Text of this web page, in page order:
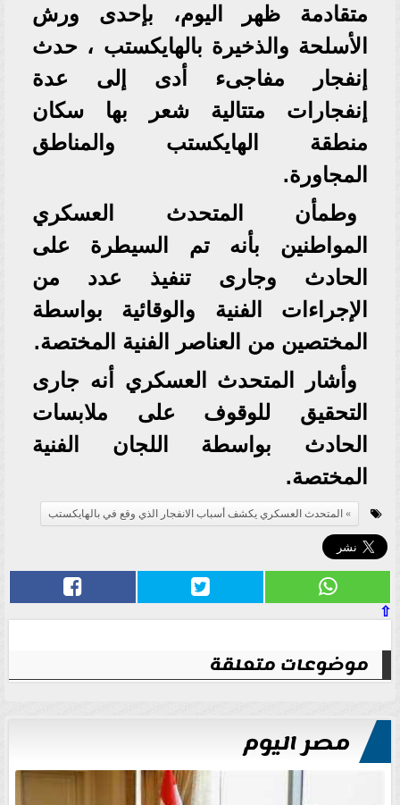
متقادمة ظهر اليوم، بإحدى ورش
الأسلحة والذخيرة بالهايكستب ، حدث
إنفجار مفاجىء أدى إلى عدة
إنفجارات متتالية شعر بها سكان
منطقة الهايكستب والمناطق
المجاورة.
وطمأن المتحدث العسكري
المواطنين بأنه تم السيطرة على
الحادث وجارى تنفيذ عدد من
الإجراءات الفنية والوقائية بواسطة
المختصين من العناصر الفنية المختصة.
وأشار المتحدث العسكري أنه جارى
التحقيق للوقوف على ملابسات
الحادث بواسطة اللجان الفنية
المختصة.
المتحدث العسكري يكشف أسباب الانفجار الذي وقع في بالهايكستب
⇧
موضوعات متعلقة
مصر اليوم